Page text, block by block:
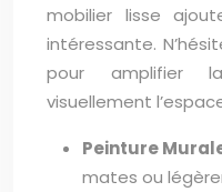
mobilier lisse
intéressante.
pour amplifier
visuellement
Peinture
mates ou